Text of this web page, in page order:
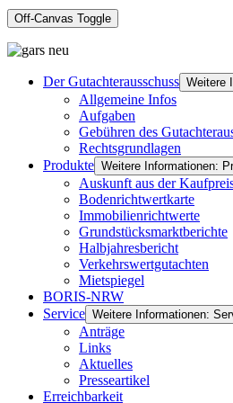
Off-Canvas Toggle
Der Gutachterausschuss Weitere
Allgemeine Infos
Aufgaben
Gebühren des
Rechtsgrundlagen
Produkte Weitere Informationen:
Auskunft aus der
Bodenrichtwertkarte
Immobilienrichtwerte
Grundstücksmarktberichte
Halbjahresbericht
Verkehrswertgutachten
Mietspiegel
BORIS-NRW
Service Weitere Informationen:
Anträge
Links
Aktuelles
Presseartikel
Erreichbarkeit